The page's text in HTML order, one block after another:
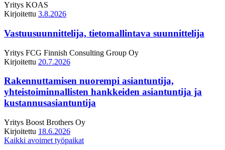
Yritys KOAS
Kirjoitettu 3.8.2026
Vastuusuunnittelija, tietomallintava suunnittelija
Yritys FCG Finnish Consulting Group Oy
Kirjoitettu 20.7.2026
Rakennuttamisen nuorempi asiantuntija,
yhteistoiminnallisten hankkeiden asiantuntija ja
kustannusasiantuntija
Yritys Boost Brothers Oy
Kirjoitettu 18.6.2026
Kaikki avoimet työpaikat